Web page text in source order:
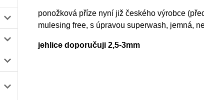
ponožková příze nyní již českého výrobce
mulesing free, s úpravou superwash, jemná,
jehlice doporučuji 2,5-3mm